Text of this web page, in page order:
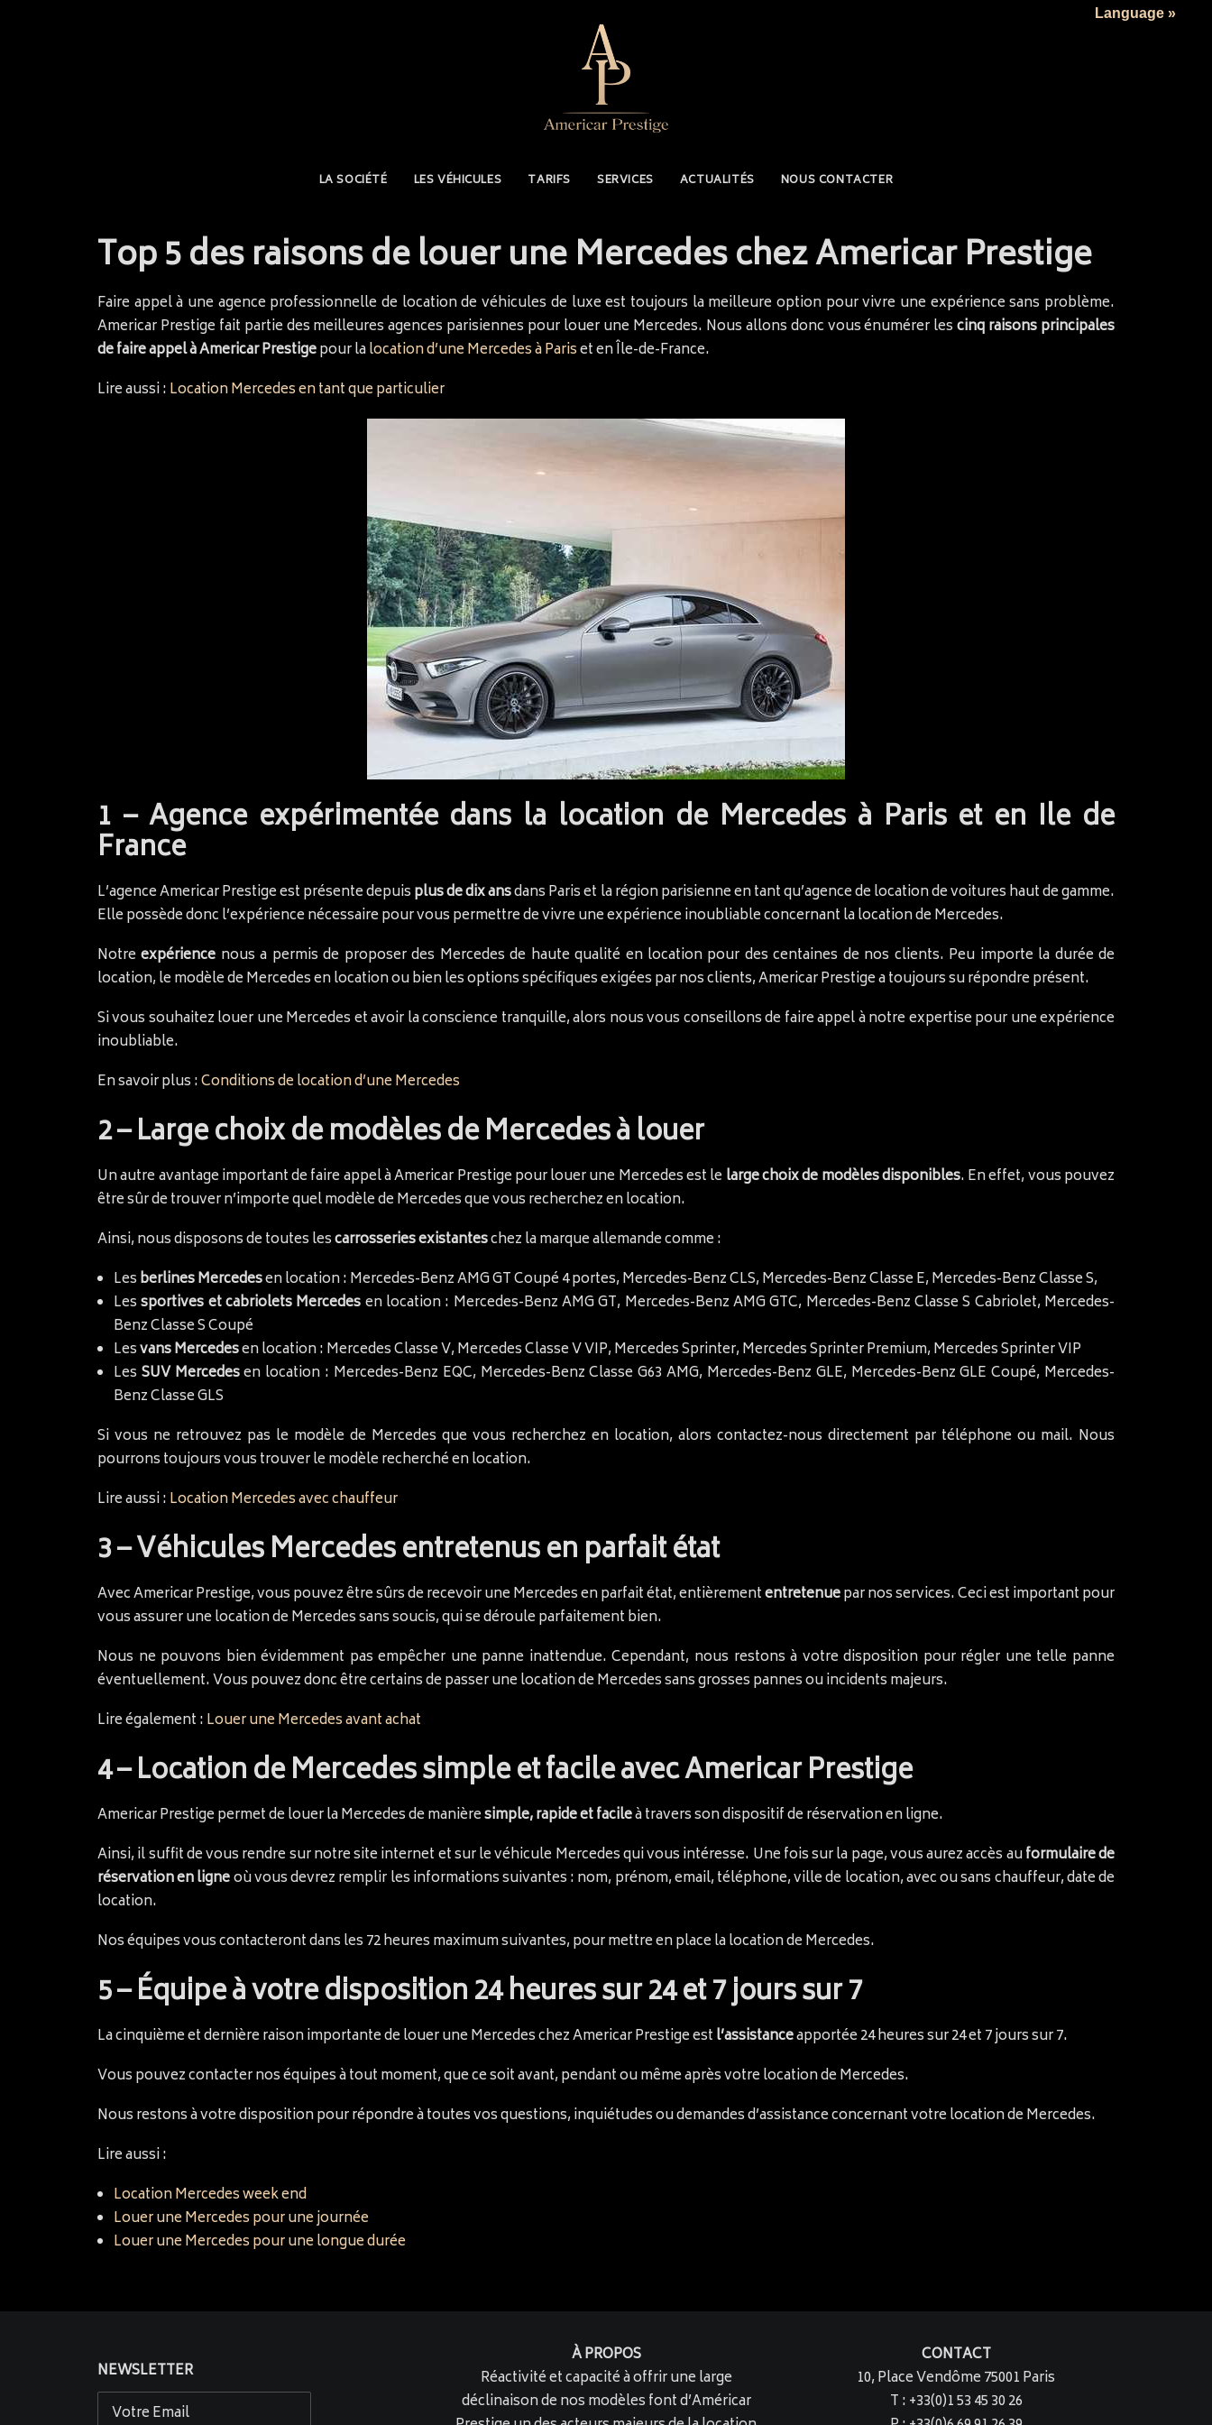
LA SOCIÉTÉ LES VÉHICULES TARIFS SERVICES ACTUALITÉS NOUS CONTACTER
Top 5 des raisons de louer une Mercedes chez Americar Prestige
Faire appel à une agence professionnelle de location de véhicules de luxe est toujours la meilleure option pour vivre une expérience sans problème.
Americar Prestige fait partie des meilleures agences parisiennes pour louer une Mercedes. Nous allons donc vous énumérer lescinq raisons principales
de faire appel à Americar Prestigepour lalocation d’une Mercedes à Pariset en Île-de-France.
Lire aussi :Location Mercedes en tant que particulier
1 – Agence expérimentée dans la location de Mercedes à Paris et en Ile de
France
L’agence Americar Prestige est présente depuisplus de dix ansdans Paris et la région parisienne en tant qu’agence de location de voitures haut de gamme.
Elle possède donc l’expérience nécessaire pour vous permettre de vivre une expérience inoubliable concernant la location de Mercedes.
Notreexpérience nous a permis de proposer des Mercedes de haute qualité en location pour des centaines de nos clients. Peu importe la durée de
location, le modèle de Mercedes en location ou bien les options spécifiques exigées par nos clients, Americar Prestige a toujours su répondre présent.
Si vous souhaitez louer une Mercedes et avoir la conscience tranquille, alors nous vous conseillons de faire appel à notre expertise pour une expérience
inoubliable.
En savoir plus :Conditions de location d’une Mercedes
2 – Large choix de modèles de Mercedes à louer
Un autre avantage important de faire appel à Americar Prestige pour louer une Mercedes est lelarge choix de modèles disponibles. En effet, vous pouvez
être sûr de trouver n’importe quel modèle de Mercedes que vous recherchez en location.
Ainsi, nous disposons de toutes lescarrosseries existanteschez la marque allemande comme :
Lesberlines Mercedesen location : Mercedes-Benz AMG GT Coupé 4 portes, Mercedes-Benz CLS, Mercedes-Benz Classe E, Mercedes-Benz Classe S,
Lessportives et cabriolets Mercedesen location : Mercedes-Benz AMG GT, Mercedes-Benz AMG GTC, Mercedes-Benz Classe S Cabriolet, Mercedes-
Benz Classe S Coupé
Lesvans Mercedesen location : Mercedes Classe V, Mercedes Classe V VIP, Mercedes Sprinter, Mercedes Sprinter Premium, Mercedes Sprinter VIP
Les SUV Mercedesen location : Mercedes-Benz EQC, Mercedes-Benz Classe G63 AMG, Mercedes-Benz GLE, Mercedes-Benz GLE Coupé, Mercedes-
Benz Classe GLS
Si vous ne retrouvez pas le modèle de Mercedes que vous recherchez en location, alors contactez-nous directement par téléphone ou mail. Nous
pourrons toujours vous trouver le modèle recherché en location.
Lire aussi :Location Mercedes avec chauffeur
3 – Véhicules Mercedes entretenus en parfait état
Avec Americar Prestige, vous pouvez être sûrs de recevoir une Mercedes en parfait état, entièremententretenuepar nos services. Ceci est important pour
vous assurer une location de Mercedes sans soucis, qui se déroule parfaitement bien.
Nous ne pouvons bien évidemment pas empêcher une panne inattendue. Cependant, nous restons à votre disposition pour régler une telle panne
éventuellement. Vous pouvez donc être certains de passer une location de Mercedes sans grosses pannes ou incidents majeurs.
Lire également :Louer une Mercedes avant achat
4 – Location de Mercedes simple et facile avec Americar Prestige
Americar Prestige permet de louer la Mercedes de manièresimple, rapide et facileà travers son dispositif de réservation en ligne.
Ainsi, il suffit de vous rendre sur notre site internet et sur le véhicule Mercedes qui vous intéresse. Une fois sur la page, vous aurez accès auformulaire de
réservation en ligneoù vous devrez remplir les informations suivantes : nom, prénom, email, téléphone, ville de location, avec ou sans chauffeur, date de
location.
Nos équipes vous contacteront dans les 72 heures maximum suivantes, pour mettre en place la location de Mercedes.
5 – Équipe à votre disposition 24 heures sur 24 et 7 jours sur 7
La cinquième et dernière raison importante de louer une Mercedes chez Americar Prestige estl’assistanceapportée 24 heures sur 24 et 7 jours sur 7.
Vous pouvez contacter nos équipes à tout moment, que ce soit avant, pendant ou même après votre location de Mercedes.
Nous restons à votre disposition pour répondre à toutes vos questions, inquiétudes ou demandes d’assistance concernant votre location de Mercedes.
Lire aussi :
Location Mercedes week end
Louer une Mercedes pour une journée
Louer une Mercedes pour une longue durée
NEWSLETTER
À PROPOS
Réactivité et capacité à offrir une large
déclinaison de nos modèles font d’Américar
CONTACT
10, Place Vendôme 75001 Paris
T : +33(0)1 53 45 30 26
Language »